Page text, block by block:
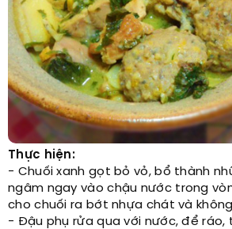
Thực hiện:
- Chuối xanh gọt bỏ vỏ, bổ thành
ngâm ngay vào chậu nước trong
cho chuối ra bớt nhựa chát và
- Đậu phụ rửa qua với nước, để ráo,